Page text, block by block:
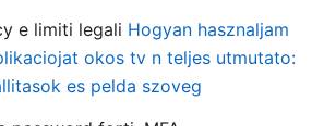
e limiti legali Hogyan hasznaljam
okos tv n teljes utmutato:
es pelda szoveg